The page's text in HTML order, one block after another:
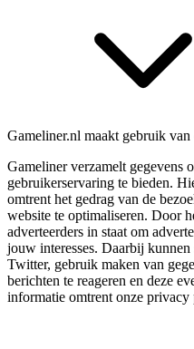
Gameliner.nl maakt gebruik van
Gameliner verzamelt gegevens
gebruikerservaring te bieden.
omtrent het gedrag van de
website te optimaliseren. Door
adverteerders in staat om
jouw interesses. Daarbij
Twitter, gebruik maken van
berichten te reageren en deze
informatie omtrent onze